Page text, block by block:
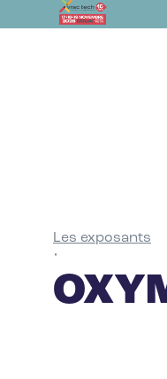
Les exposants
•